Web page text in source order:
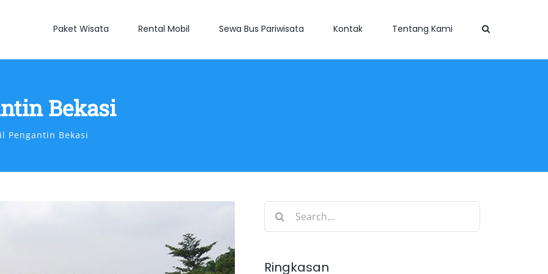
Paket Wisata Rental Mobil Sewa Bus Pariwisata Kontak Tentang Kami
Bekasi
Pengantin Bekasi
Search
Ringkasan